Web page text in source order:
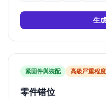
生
紧固件與裝配 高級严重程度
零件错位